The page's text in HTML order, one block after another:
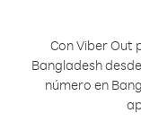
Con Viber Out
Bangladesh
número en